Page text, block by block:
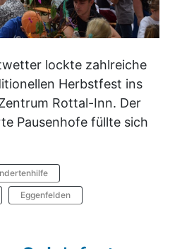
lockte zahlreiche
Herbstfest ins
Rottal-Inn. Der
Pausenhofe füllte sich
Eggenfelden